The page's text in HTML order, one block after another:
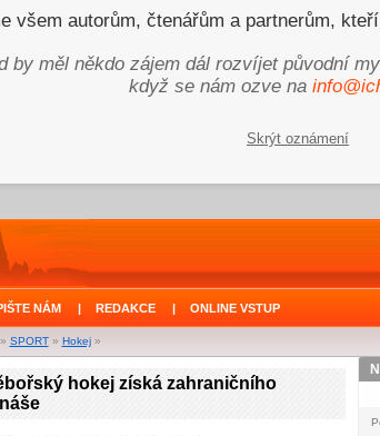
všem autorům, čtenářům a partnerům,
by měl někdo zájem dál rozvíjet původní
když se nám ozve na
Skrýt oznámení
NÁM | REDAKCE | ONLINE VSTUP
SPORT» Hokej»
hokej získá zahraničního